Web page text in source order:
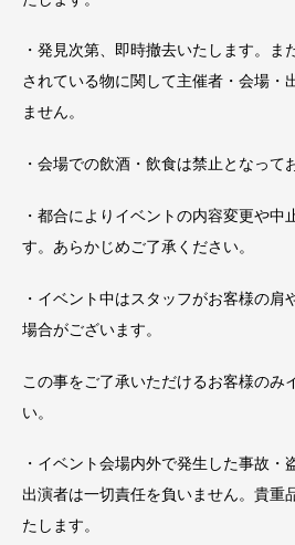
・発見次第、即時撤去いたします。ま
されている物に関して主催者・会場・
ません。
・会場での飲酒・飲食は禁止となって
・都合によりイベントの内容変更や中
す。あらかじめご了承ください。
・イベント中はスタッフがお客様の肩
場合がございます。
この事をご了承いただけるお客様のみ
い。
・イベント会場内外で発生した事故・
出演者は一切責任を負いません。貴重
たします。